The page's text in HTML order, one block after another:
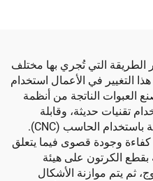
الطريقة التي تُجري بها مختلف
التغيير في الأعمال استخدام
العبوات الناتجة من أنظمة
تقنيات حديثة، وقابلة
للدمج، ومزودة بحفر عالية السرعة باستخدام الحاسب (CNC).
كفاءة وجودة قصوى فيما يتعلق
بقطع الكرتون على هيئة
ثم يتم موازنة الأشكال